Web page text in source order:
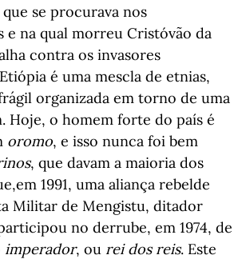
se procurava nos
e na qual morreu Cristóvão da
contra os invasores
é uma mescla de etnias,
organizada em torno de uma
Hoje, o homem forte do país é
oromo, e isso nunca foi bem
, que davam a maioria dos
1991, uma aliança rebelde
Militar de Mengistu, ditador
no derrube, em 1974, de
imperador, ou rei dos reis. Este